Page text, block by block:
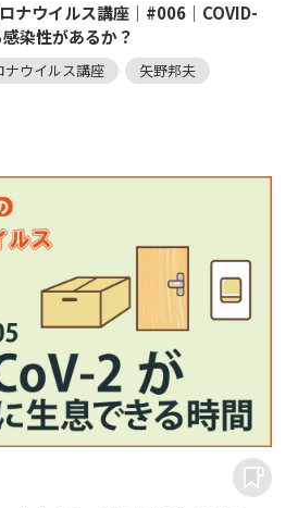
ナウイルス講座｜#006｜COVID-
染性があるか？
ナウイルス講座
矢野邦夫